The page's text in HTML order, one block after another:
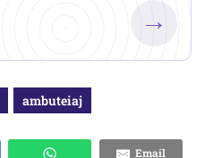
→
ambuteiaj
Email